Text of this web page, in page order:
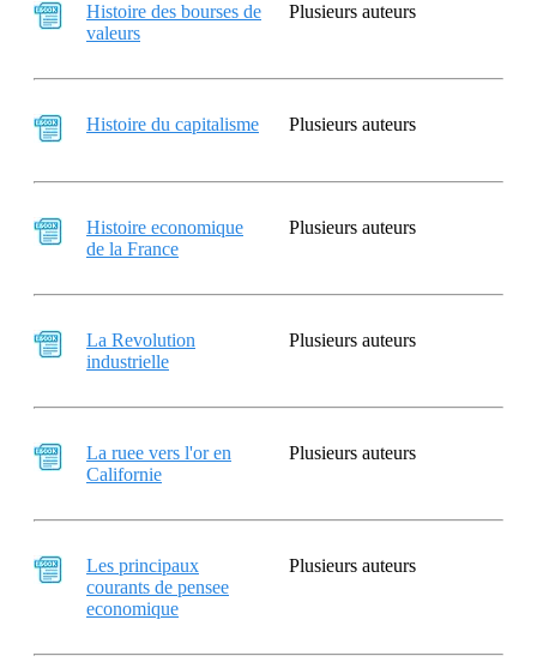
Histoire des bourses de
valeurs
Plusieurs auteurs
Histoire du capitalisme Plusieurs auteurs
Histoire economique
de la France
Plusieurs auteurs
La Revolution
industrielle
Plusieurs auteurs
La ruee vers l'or en
Californie
Plusieurs auteurs
Les principaux
courants de pensee
economique
Plusieurs auteurs